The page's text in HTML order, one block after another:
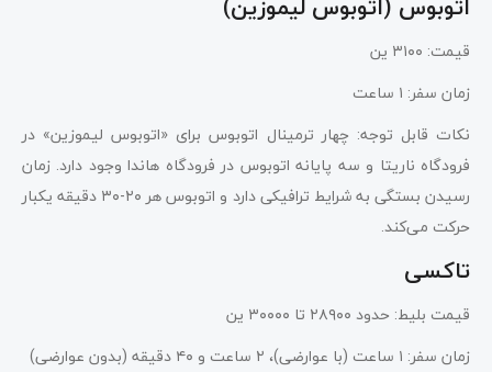
قیمت: ۳۱۰۰ ین
زمان سفر: ۱ ساعت
نکات قابل توجه: چهار ترمینال اتوبوس برای «اتوبوس لیموزین» در
فرودگاه ناریتا و سه پایانه اتوبوس در فرودگاه هاندا وجود دارد. زمان
رسیدن بستگی به شرایط ترافیکی دارد و اتوبوس هر ۲۰-۳۰ دقیقه یکبار
حرکت می‌کند.
تاکسی
قیمت بلیط: حدود ۲۸۹۰۰ تا ۳۰۰۰۰ ین
زمان سفر: ۱ ساعت (با عوارضی)، ۲ ساعت و ۴۰ دقیقه (بدون عوارضی)